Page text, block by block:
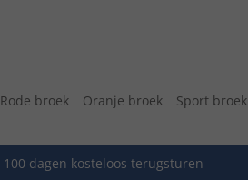
Rode broek Oranje broek Sport broek
100 dagen kosteloos terugsturen